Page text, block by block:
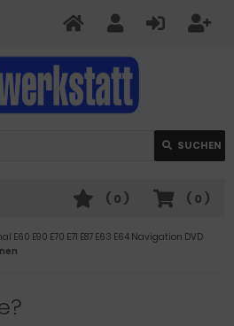
SUCHEN
( 0 )
( 0 )
E60 E90 E70 E71 E87 E63 E64 Navigation DVD